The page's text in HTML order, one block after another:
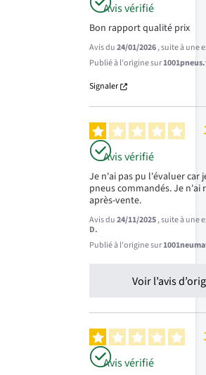
Avis vérifié
Bon rapport qualité prix
Avis du24/01/2026, suite à une
Publié à l'origine sur
Signaler
Avis vérifié
Je n'ai pas pu l'évaluer car
pneus commandés. Je n'ai
après-vente.
Avis du24/11/2025, suite à une
D.
Publié à l'origine sur
Voir l’avis
Avis vérifié